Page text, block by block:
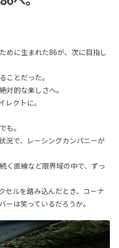
めに生まれた86が、次に目指し
ことだった。
対的な楽しさへ。
レクトに。
も。
況で、レーシングカンパニーが
く直線など限界域の中で、ずっ
セルを踏み込んだとき、コーナ
は笑っているだろうか。